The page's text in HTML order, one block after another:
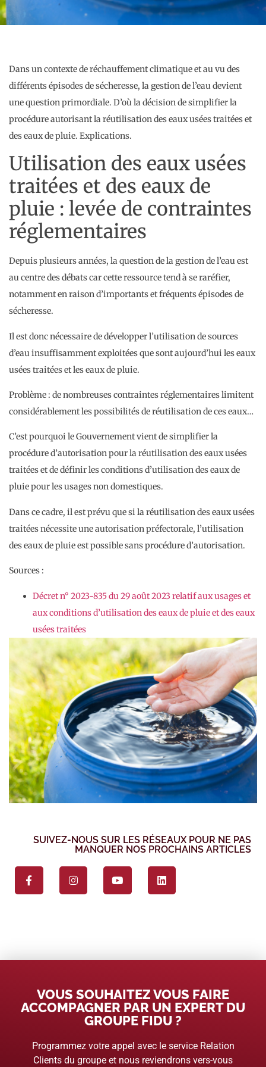
Dans un contexte de réchauffement climatique et au vu des
différents épisodes de sécheresse, la gestion de l’eau devient
une question primordiale. D’où la décision de simplifier la
procédure autorisant la réutilisation des eaux usées traitées et
des eaux de pluie. Explications.
Utilisation des eaux usées
traitées et des eaux de
pluie : levée de contraintes
réglementaires
Depuis plusieurs années, la question de la gestion de l’eau est
au centre des débats car cette ressource tend à se raréfier,
notamment en raison d’importants et fréquents épisodes de
sécheresse.
Il est donc nécessaire de développer l’utilisation de sources
d’eau insuffisamment exploitées que sont aujourd’hui les eaux
usées traitées et les eaux de pluie.
Problème : de nombreuses contraintes réglementaires limitent
considérablement les possibilités de réutilisation de ces eaux…
C’est pourquoi le Gouvernement vient de simplifier la
procédure d’autorisation pour la réutilisation des eaux usées
traitées et de définir les conditions d’utilisation des eaux de
pluie pour les usages non domestiques.
Dans ce cadre, il est prévu que si la réutilisation des eaux usées
traitées nécessite une autorisation préfectorale, l’utilisation
des eaux de pluie est possible sans procédure d’autorisation.
Sources :
Décret n° 2023-835 du 29 août 2023 relatif aux usages et
aux conditions d’utilisation des eaux de pluie et des eaux
usées traitées
SUIVEZ-NOUS SUR LES RÉSEAUX POUR NE PAS
MANQUER NOS PROCHAINS ARTICLES
VOUS SOUHAITEZ VOUS FAIRE
ACCOMPAGNER PAR UN EXPERT DU
GROUPE FIDU ?
Programmez votre appel avec le service Relation
Clients du groupe et nous reviendrons vers-vous